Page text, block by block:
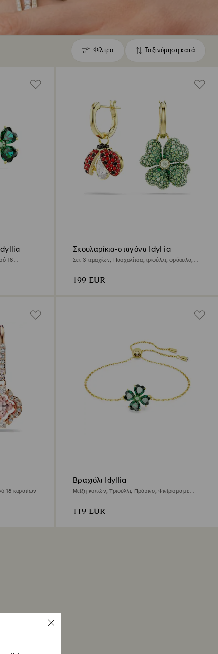
Φίλτρα
Φίλτρα Ταξινόμηση κατά
Ταξινόμηση
18
Σκουλαρίκια-σταγόνα Idyllia
Σετ 3 τεμαχίων, Πασχαλίτσα, τριφύλλι, φράουλα,
199 EUR
18 καρατίων
Βραχιόλι Idyllia
Μείξη κοπών, Τριφύλλι, Πράσινο, Φινίρισμα με
119 EUR